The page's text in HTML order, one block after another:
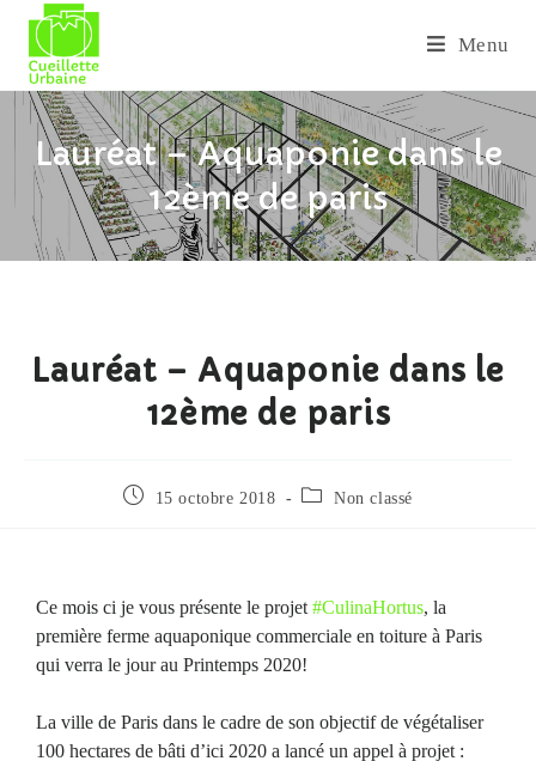
Menu
Lauréat – Aquaponie dans le
12ème de paris
Lauréat – Aquaponie dans le
12ème de paris
15 octobre 2018 Non classé
Ce mois ci je vous présente le projet #CulinaHortus, la
première ferme aquaponique commerciale en toiture à Paris
qui verra le jour au Printemps 2020!
La ville de Paris dans le cadre de son objectif de végétaliser
100 hectares de bâti d’ici 2020 a lancé un appel à projet :